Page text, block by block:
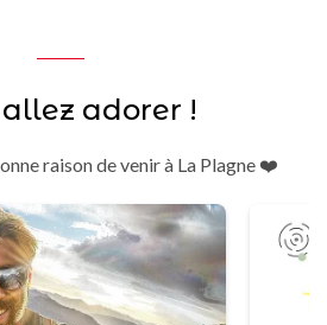
allez adorer !
raison de venir à La Plagne ❤️